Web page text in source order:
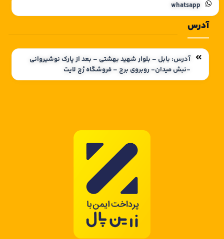
whatsapp
آدرس
آدرس: بابل – بلوار شهید بهشتی – بعد از پارک نوشیروانی
-نبش میدان- روبروی برج – فروشگاه رُچ لایت